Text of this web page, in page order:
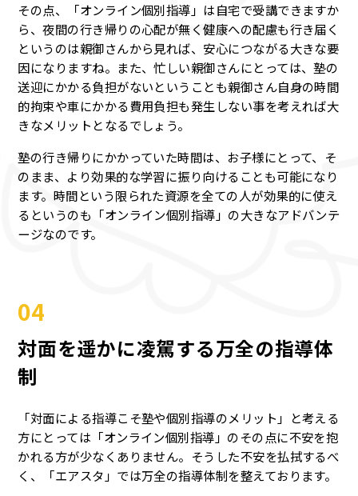
その点、「オンライン個別指導」は自宅で受講できますか
ら、夜間の行き帰りの心配が無く健康への配慮も行き届く
というのは親御さんから見れば、安心につながる大きな要
因になりますね。また、忙しい親御さんにとっては、塾の
送迎にかかる負担がないということも親御さん自身の時間
的拘束や車にかかる費用負担も発生しない事を考えれば大
きなメリットとなるでしょう。
塾の行き帰りにかかっていた時間は、お子様にとって、そ
のまま、より効果的な学習に振り向けることも可能になり
ます。時間という限られた資源を全ての人が効果的に使え
るというのも「オンライン個別指導」の大きなアドバンテ
ージなのです。
04
対面を遥かに凌駕する万全の指導体
制
「対面による指導こそ塾や個別指導のメリット」と考える
方にとっては「オンライン個別指導」のその点に不安を抱
かれる方が少なくありません。そうした不安を払拭するべ
く、「エアスタ」では万全の指導体制を整えております。